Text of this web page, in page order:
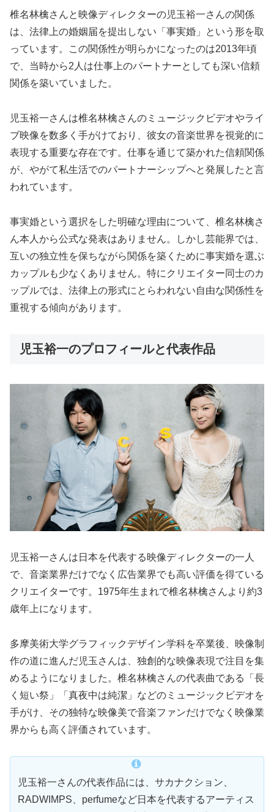
椎名林檎さんと映像ディレクターの児玉裕一さんの関係
は、法律上の婚姻届を提出しない「事実婚」という形を取
っています。この関係性が明らかになったのは2013年頃
で、当時から2人は仕事上のパートナーとしても深い信頼
関係を築いていました。
児玉裕一さんは椎名林檎さんのミュージックビデオやライ
ブ映像を数多く手がけており、彼女の音楽世界を視覚的に
表現する重要な存在です。仕事を通じて築かれた信頼関係
が、やがて私生活でのパートナーシップへと発展したと言
われています。
事実婚という選択をした明確な理由について、椎名林檎さ
ん本人から公式な発表はありません。しかし芸能界では、
互いの独立性を保ちながら関係を築くために事実婚を選ぶ
カップルも少なくありません。特にクリエイター同士のカ
ップルでは、法律上の形式にとらわれない自由な関係性を
重視する傾向があります。
児玉裕一のプロフィールと代表作品
児玉裕一さんは日本を代表する映像ディレクターの一人
で、音楽業界だけでなく広告業界でも高い評価を得ている
クリエイターです。1975年生まれで椎名林檎さんより約3
歳年上になります。
多摩美術大学グラフィックデザイン学科を卒業後、映像制
作の道に進んだ児玉さんは、独創的な映像表現で注目を集
めるようになりました。椎名林檎さんの代表曲である「長
く短い祭」「真夜中は純潔」などのミュージックビデオを
手がけ、その独特な映像美で音楽ファンだけでなく映像業
界からも高く評価されています。
児玉裕一さんの代表作品には、サカナクション、
RADWIMPS、perfumeなど日本を代表するアーティス